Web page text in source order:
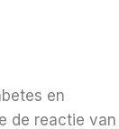
en
de reactie van